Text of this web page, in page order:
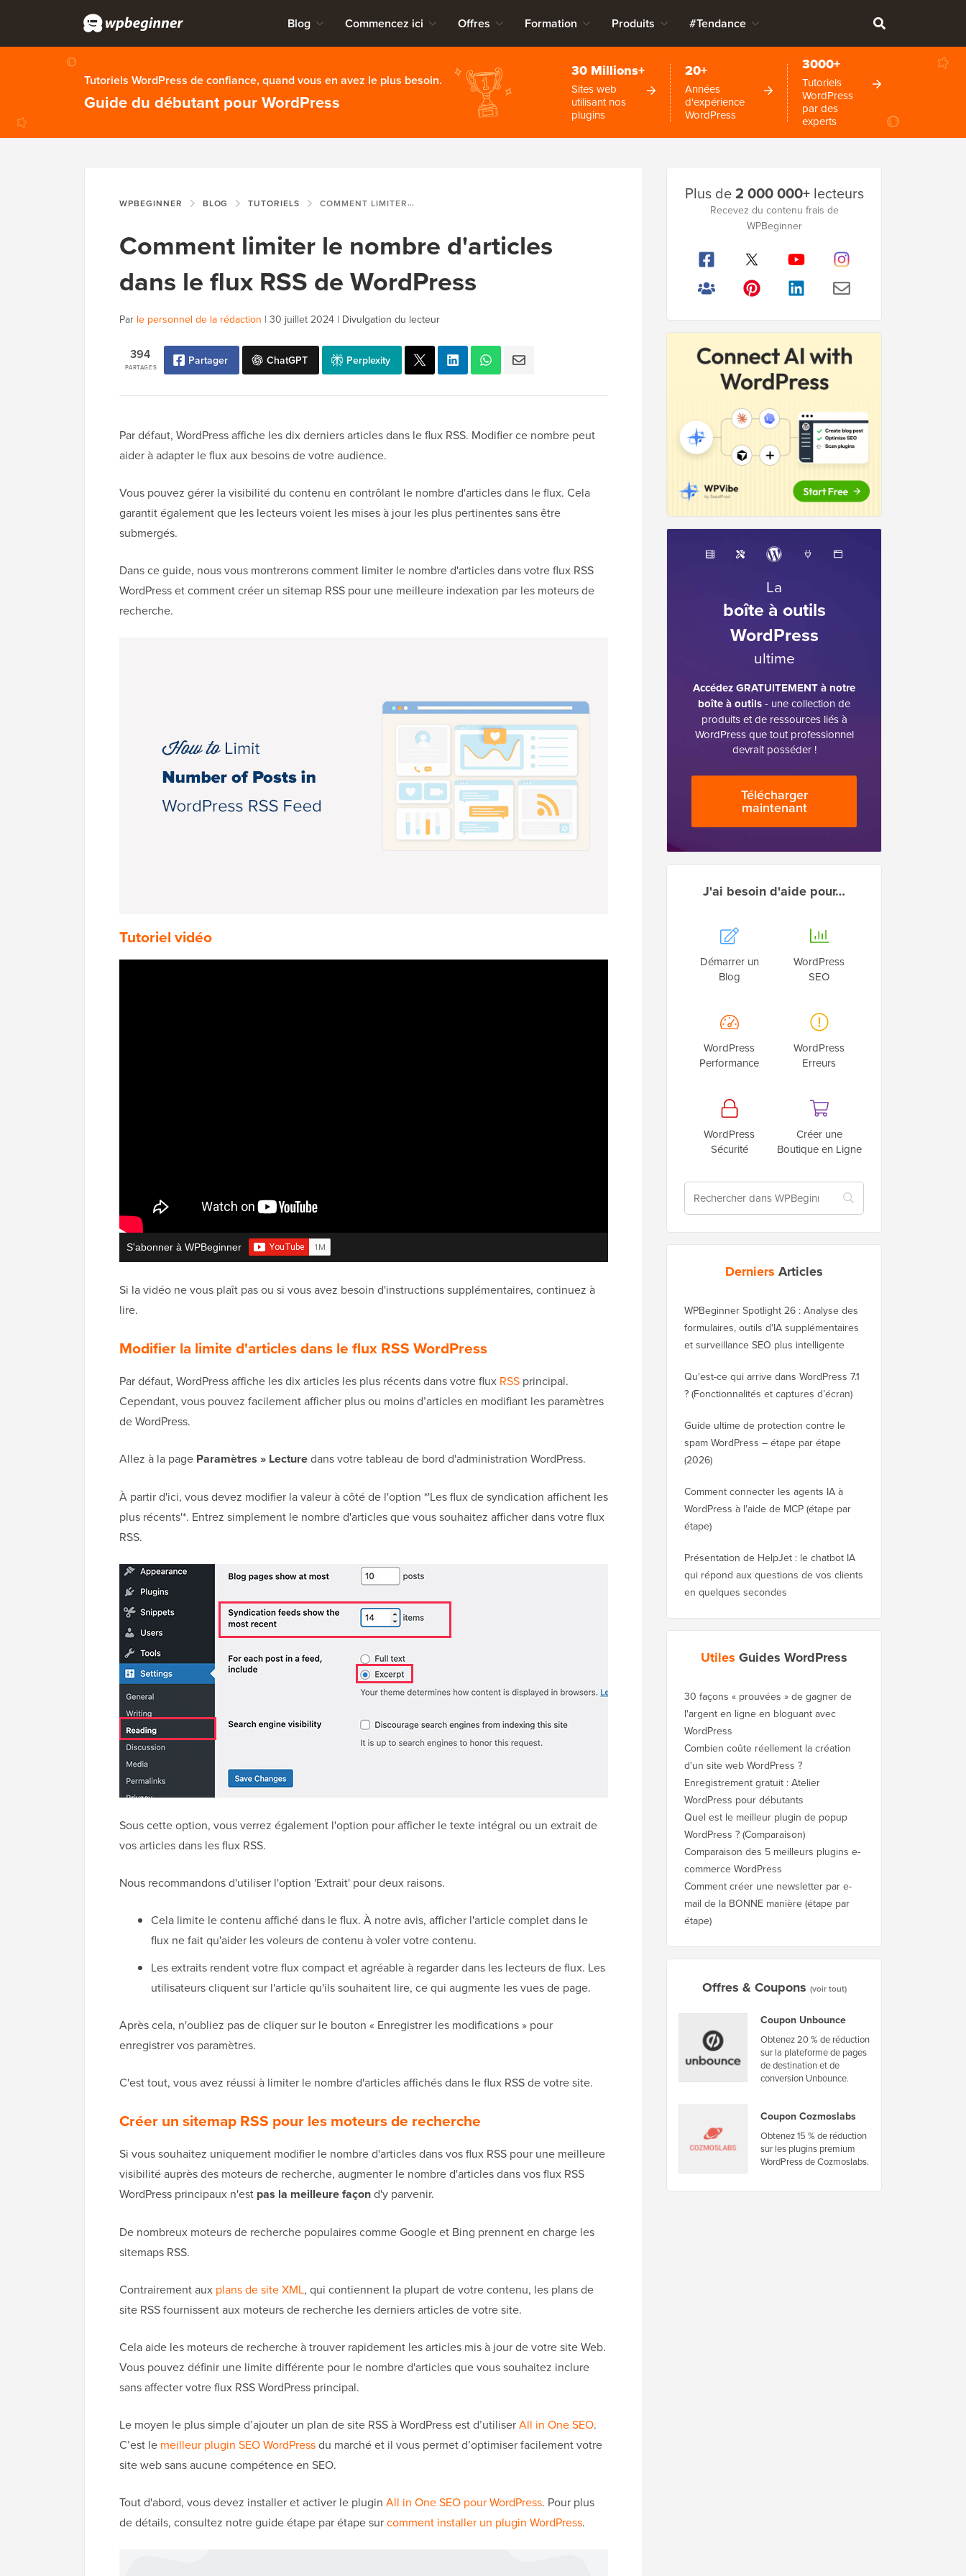
Blog Commencez ici Offres Formation Produits #Tendance
Tutoriels WordPress de confiance, quand vous en avez le plus besoin.
Guide du débutant pour WordPress
30 Millions+
Sites web
utilisant nos
plugins
20+
Années
d'expérience
WordPress
3000+
Tutoriels
WordPress
par des
experts
WPBEGINNER BLOG TUTORIELS COMMENT LIMITER LE NOMBRE D'ARTICLES DANS LE FLUX RSS DE WORDPRESS
Comment limiter le nombre d'articles
dans le flux RSS de WordPress
Par le personnel de la rédaction | 30 juillet 2024 | Divulgation du lecteur
PARTAGES
394 Partager ChatGPT Perplexity
Par défaut, WordPress affiche les dix derniers articles dans le flux RSS. Modifier ce nombre peut
aider à adapter le flux aux besoins de votre audience.
Vous pouvez gérer la visibilité du contenu en contrôlant le nombre d'articles dans le flux. Cela
garantit également que les lecteurs voient les mises à jour les plus pertinentes sans être
submergés.
Dans ce guide, nous vous montrerons comment limiter le nombre d'articles dans votre flux RSS
WordPress et comment créer un sitemap RSS pour une meilleure indexation par les moteurs de
recherche.
Tutoriel vidéo
S'abonner à WPBeginner
Si la vidéo ne vous plaît pas ou si vous avez besoin d'instructions supplémentaires, continuez à
lire.
Modifier la limite d'articles dans le flux RSS WordPress
Par défaut, WordPress affiche les dix articles les plus récents dans votre flux RSS principal.
Cependant, vous pouvez facilement afficher plus ou moins d’articles en modifiant les paramètres
de WordPress.
Allez à la page Paramètres » Lecturedans votre tableau de bord d'administration WordPress.
À partir d'ici, vous devez modifier la valeur à côté de l'option *'Les flux de syndication affichent les
plus récents'*. Entrez simplement le nombre d'articles que vous souhaitez afficher dans votre flux
RSS.
Sous cette option, vous verrez également l'option pour afficher le texte intégral ou un extrait de
vos articles dans les flux RSS.
Nous recommandons d'utiliser l'option 'Extrait' pour deux raisons.
Cela limite le contenu affiché dans le flux. À notre avis, afficher l'article complet dans le
flux ne fait qu'aider les voleurs de contenu à voler votre contenu.
Les extraits rendent votre flux compact et agréable à regarder dans les lecteurs de flux. Les
utilisateurs cliquent sur l'article qu'ils souhaitent lire, ce qui augmente les vues de page.
Après cela, n'oubliez pas de cliquer sur le bouton « Enregistrer les modifications » pour
enregistrer vos paramètres.
C'est tout, vous avez réussi à limiter le nombre d'articles affichés dans le flux RSS de votre site.
Créer un sitemap RSS pour les moteurs de recherche
Si vous souhaitez uniquement modifier le nombre d'articles dans vos flux RSS pour une meilleure
visibilité auprès des moteurs de recherche, augmenter le nombre d'articles dans vos flux RSS
WordPress principaux n'est pas la meilleure façond'y parvenir.
De nombreux moteurs de recherche populaires comme Google et Bing prennent en charge les
sitemaps RSS.
Contrairement aux plans de site XML, qui contiennent la plupart de votre contenu, les plans de
site RSS fournissent aux moteurs de recherche les derniers articles de votre site.
Cela aide les moteurs de recherche à trouver rapidement les articles mis à jour de votre site Web.
Vous pouvez définir une limite différente pour le nombre d'articles que vous souhaitez inclure
sans affecter votre flux RSS WordPress principal.
Le moyen le plus simple d’ajouter un plan de site RSSà WordPress est d’utiliserAll in One SEO.
C’est le meilleur plugin SEO WordPressdu marché et il vous permetd’optimiser facilement votre
site web sans aucune compétence en SEO.
Tout d'abord, vous devez installer et activer le plugin All in One SEO pour WordPress. Pour plus
de détails, consultez notre guide étape par étape surcomment installer un plugin WordPress.
latérale
Plus de2 000 000+lecteurs
Recevez du contenu frais de
WPBeginner
La
boîte à outils
WordPress
ultime
Accédez GRATUITEMENT à notre
boîte à outils- une collection de
produits et de ressources liés à
WordPress que tout professionnel
devrait posséder !
Télécharger
maintenant
J'ai besoin d'aide pour…
Démarrer un
Blog
WordPress
SEO
WordPress
Performance
WordPress
Erreurs
WordPress
Sécurité
Créer une
Boutique en Ligne
Derniers Articles
WPBeginner Spotlight 26 : Analyse des
formulaires, outils d'IA supplémentaires
et surveillance SEO plus intelligente
Qu'est-ce qui arrive dans WordPress 7.1
? (Fonctionnalités et captures d’écran)
Guide ultime de protection contre le
spam WordPress – étape par étape
(2026)
Comment connecter les agents IA à
WordPress à l'aide de MCP (étape par
étape)
Présentation de HelpJet : le chatbot IA
qui répond aux questions de vos clients
en quelques secondes
Utiles Guides WordPress
30 façons « prouvées » de gagner de
l'argent en ligne en bloguant avec
WordPress
Combien coûte réellement la création
d'un site web WordPress ?
Enregistrement gratuit : Atelier
WordPress pour débutants
Quel est le meilleur plugin de popup
WordPress ? (Comparaison)
Comparaison des 5 meilleurs plugins e-
commerce WordPress
Comment créer une newsletter par e-
mail de la BONNE manière (étape par
étape)
Offres & Coupons (voir tout)
Coupon Unbounce
Obtenez 20 % de réduction
sur la plateforme de pages
de destination et de
conversion Unbounce.
Coupon Cozmoslabs
Obtenez 15 % de réduction
sur les plugins premium
WordPress de Cozmoslabs.